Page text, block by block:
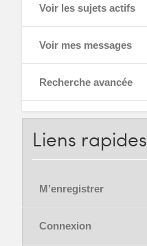
Voir les sujets actifs
Voir mes messages
Recherche avancée
Liens rapides
M’enregistrer
Connexion